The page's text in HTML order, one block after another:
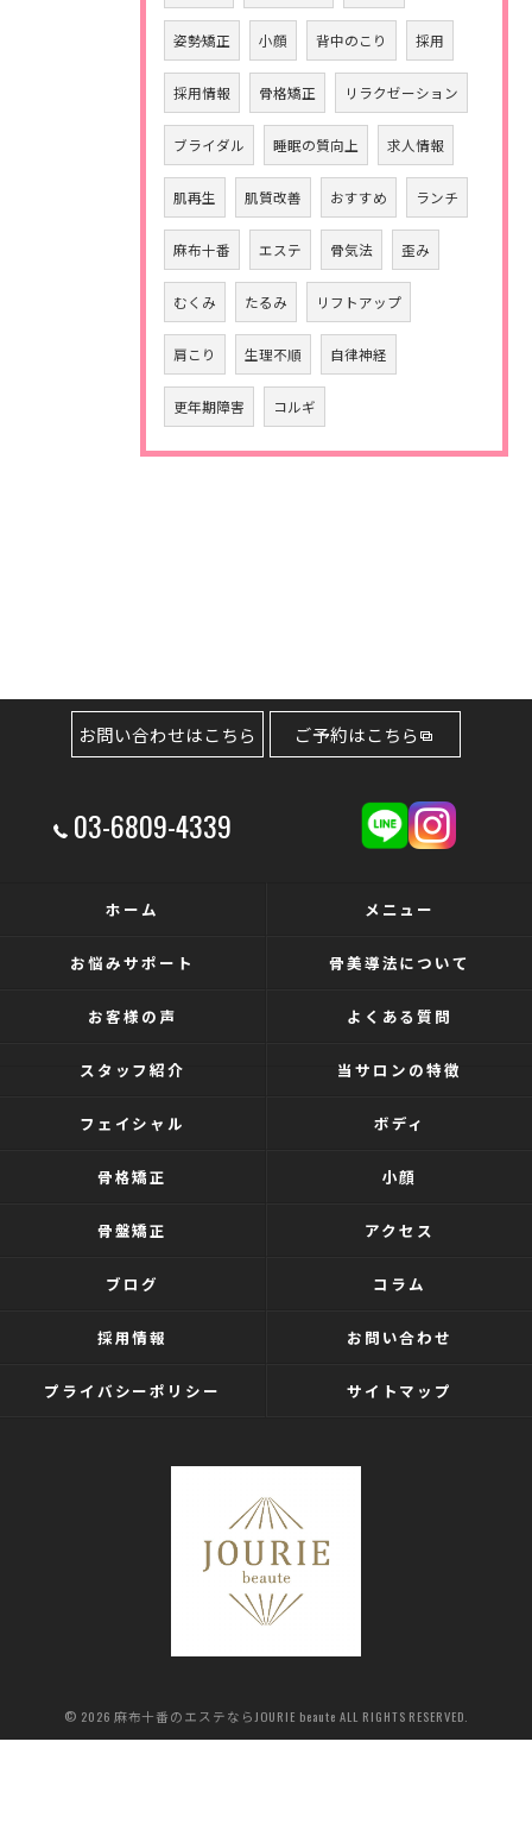
姿勢矯正 小顔 背中のこり 採用
採用情報 骨格矯正 リラクゼーション
ブライダル 睡眠の質向上 求人情報
肌再生 肌質改善 おすすめ ランチ
麻布十番 エステ 骨気法 歪み
むくみ たるみ リフトアップ
肩こり 生理不順 自律神経
更年期障害 コルギ
03-6809-4339
お問い合わせはこちら ご予約はこちら
ホーム メニュー
お悩みサポート 骨美導法について
お客様の声 よくある質問
スタッフ紹介 当サロンの特徴
フェイシャル ボディ
骨格矯正 小顔
骨盤矯正 アクセス
ブログ コラム
採用情報 お問い合わせ
プライバシーポリシー サイトマップ
© 2026 麻布十番のエステならJOURIE beaute ALL RIGHTS RESERVED.